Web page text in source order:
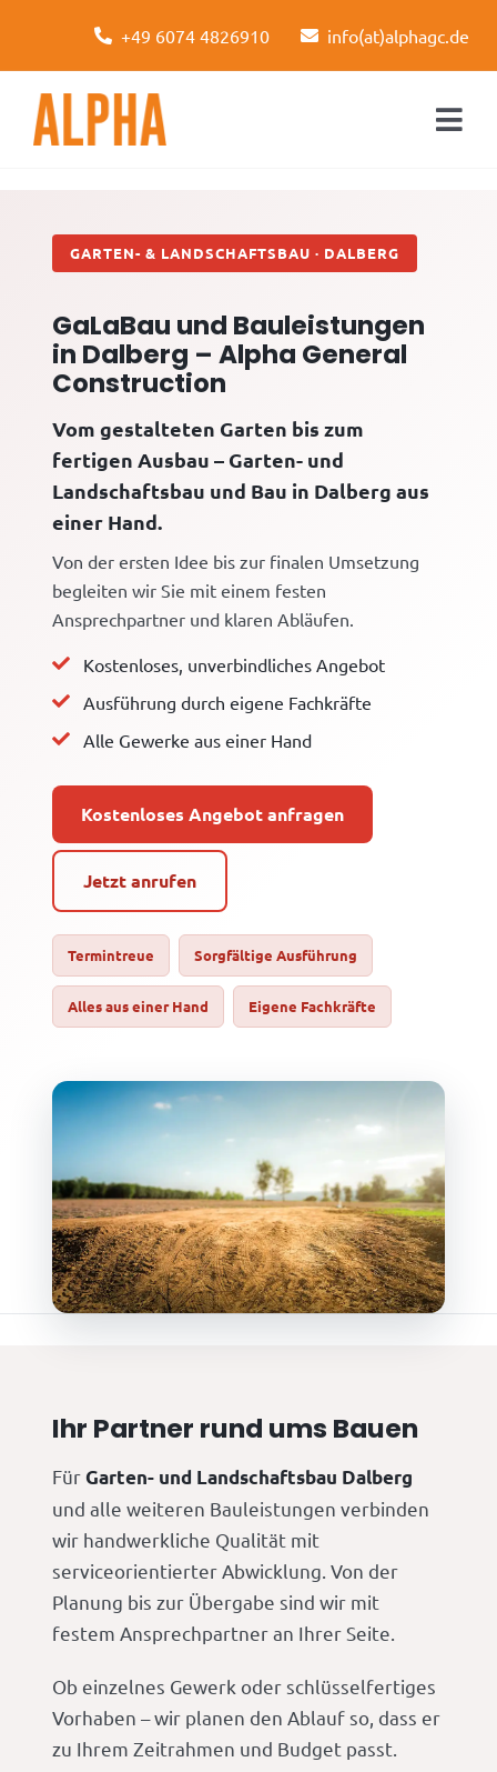
content
+49 6074 4826910 info(at)alphagc.de
Leistungen
Kontakt
GARTEN- & LANDSCHAFTSBAU · DALBERG
GaLaBau und Bauleistungen
in Dalberg – Alpha General
Construction
Vom gestalteten Garten bis zum
fertigen Ausbau – Garten- und
Landschaftsbau und Bau in Dalberg aus
einer Hand.
Von der ersten Idee bis zur finalen Umsetzung
begleiten wir Sie mit einem festen
Ansprechpartner und klaren Abläufen.
Kostenloses, unverbindliches Angebot
Ausführung durch eigene Fachkräfte
Alle Gewerke aus einer Hand
Kostenloses Angebot anfragen
Jetzt anrufen
Termintreue Sorgfältige Ausführung
Alles aus einer Hand Eigene Fachkräfte
Ihr Partner rund ums Bauen
FürGarten- und Landschaftsbau Dalberg
und alle weiteren Bauleistungen verbinden
wir handwerkliche Qualität mit
serviceorientierter Abwicklung. Von der
Planung bis zur Übergabe sind wir mit
festem Ansprechpartner an Ihrer Seite.
Ob einzelnes Gewerk oder schlüsselfertiges
Vorhaben – wir planen den Ablauf so, dass er
zu Ihrem Zeitrahmen und Budget passt.